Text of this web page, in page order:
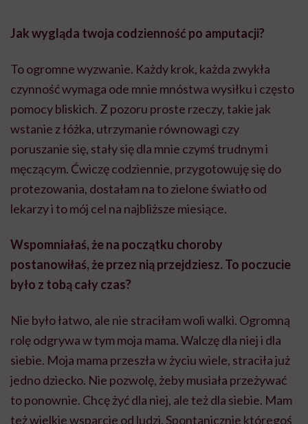
Jak wygląda twoja codzienność po amputacji?
To ogromne wyzwanie. Każdy krok, każda zwykła
czynność wymaga ode mnie mnóstwa wysiłku i często
pomocy bliskich. Z pozoru proste rzeczy, takie jak
wstanie z łóżka, utrzymanie równowagi czy
poruszanie się, stały się dla mnie czymś trudnym i
męczącym. Ćwiczę codziennie, przygotowuję się do
protezowania, dostałam na to zielone światło od
lekarzy i to mój cel na najbliższe miesiące.
Wspomniałaś, że na początku choroby
postanowiłaś, że przez nią przejdziesz. To poczucie
było z tobą cały czas?
Nie było łatwo, ale nie straciłam woli walki. Ogromną
rolę odgrywa w tym moja mama. Walczę dla niej i dla
siebie. Moja mama przeszła w życiu wiele, straciła już
jedno dziecko. Nie pozwolę, żeby musiała przeżywać
to ponownie. Chcę żyć dla niej, ale też dla siebie. Mam
też wielkie wsparcie od ludzi. Spontanicznie któregoś